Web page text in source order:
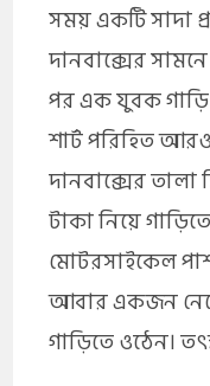
সময় একটি সাদা
দানবাক্সের
পর এক যুবক গাড়ি
শার্ট পরিহিত
দানবাক্সের তালা
টাকা নিয়ে
মোটরসাইকেল
আবার একজন
গাড়িতে ওঠেন।